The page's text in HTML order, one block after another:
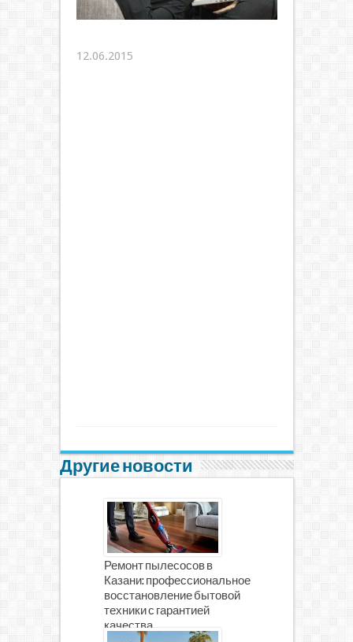
12.06.2015
Другие новости
Ремонт пылесосов в
Казани: профессиональное
восстановление бытовой
техники с гарантией
качества